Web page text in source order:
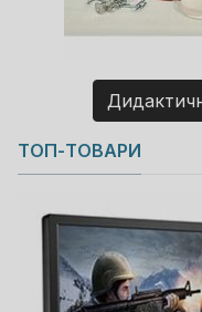
Copyright
JoomShopping
ТОП-ТОВАРИ